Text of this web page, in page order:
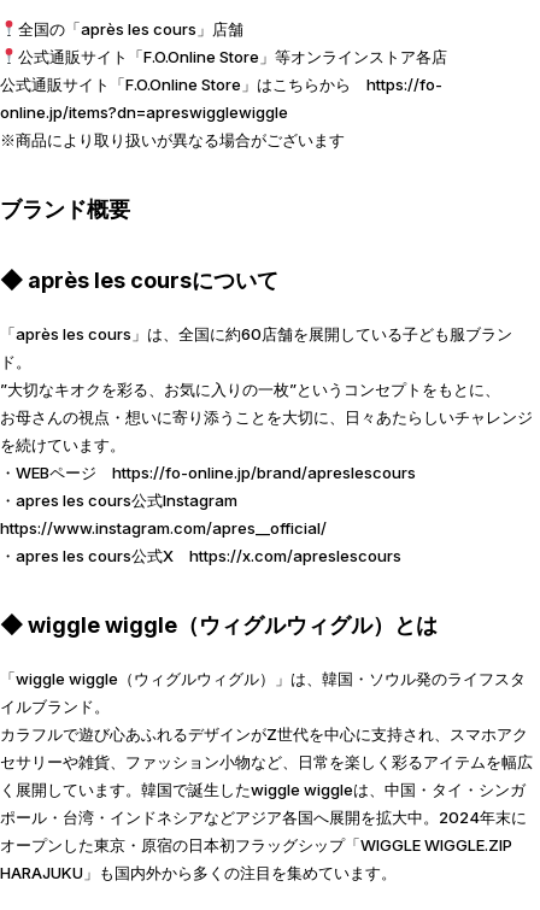
全国の「après les cours」店舗
公式通販サイト「F.O.Online Store」等オンラインストア各店
公式通販サイト「F.O.Online Store」はこちらから https://fo-
online.jp/items?dn=apreswigglewiggle
※商品により取り扱いが異なる場合がございます
ブランド概要
◆ après les coursについて
「après les cours」は、全国に約60店舗を展開している子ども服ブラン
ド。
”大切なキオクを彩る、お気に入りの一枚”というコンセプトをもとに、
お母さんの視点・想いに寄り添うことを大切に、日々あたらしいチャレンジ
を続けています。
・WEBページ https://fo-online.jp/brand/apreslescours
・apres les cours公式Instagram
https://www.instagram.com/apres__official/
・apres les cours公式X https://x.com/apreslescours
◆wiggle wiggle（ウィグルウィグル）とは
「wiggle wiggle（ウィグルウィグル）」は、韓国・ソウル発のライフスタ
イルブランド。
カラフルで遊び心あふれるデザインがZ世代を中心に支持され、スマホアク
セサリーや雑貨、ファッション小物など、日常を楽しく彩るアイテムを幅広
く展開しています。韓国で誕生したwiggle wiggleは、中国・タイ・シンガ
ポール・台湾・インドネシアなどアジア各国へ展開を拡大中。2024年末に
オープンした東京・原宿の日本初フラッグシップ「WIGGLE WIGGLE.ZIP
HARAJUKU」も国内外から多くの注目を集めています。